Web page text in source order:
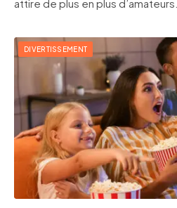
attire de plus en plus d’amateurs…
DIVERTISSEMENT